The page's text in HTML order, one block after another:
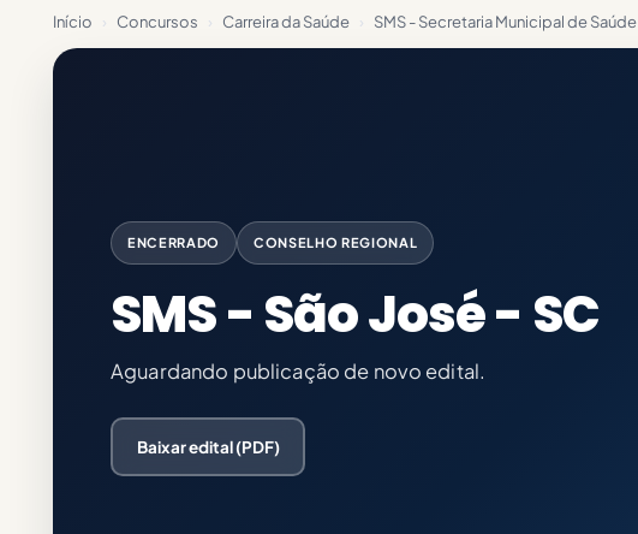
Início › Concursos › Carreira da Saúde › SMS - Secretaria Municipal de Saúde
ENCERRADO CONSELHO REGIONAL
SMS - São José - SC
Aguardando publicação de novo edital.
Baixar edital (PDF)